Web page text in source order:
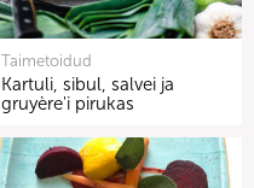
Taimetoidud
Kartuli, sibul, salvei ja
gruyère'i pirukas